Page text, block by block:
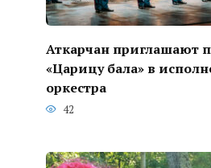
Аткарчан приглашают
«Царицу бала» в
оркестра
42